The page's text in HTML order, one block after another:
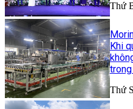
Thứ
Khi
Thứ